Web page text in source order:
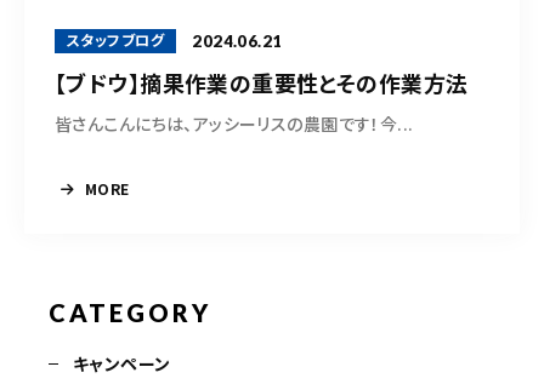
スタッフブログ 2024.06.21
【ブドウ】摘果作業の重要性とその作業方法
皆さんこんにちは、アッシーリスの農園です！今...
MORE
CATEGORY
キャンペーン